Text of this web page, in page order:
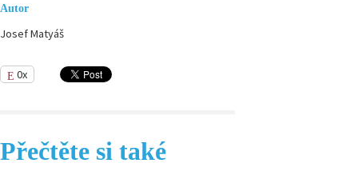
Autor
Josef Matyáš
0x
Přečtěte si také